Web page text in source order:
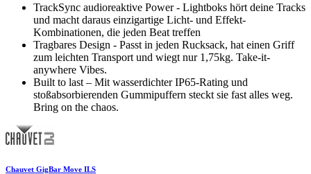
TrackSync audioreaktive Power - Lightboks hört deine Tracks
und macht daraus einzigartige Licht- und Effekt-
Kombinationen, die jeden Beat treffen
Tragbares Design - Passt in jeden Rucksack, hat einen Griff
zum leichten Transport und wiegt nur 1,75kg. Take-it-
anywhere Vibes.
Built to last – Mit wasserdichter IP65-Rating und
stoßabsorbierenden Gummipuffern steckt sie fast alles weg.
Bring on the chaos.
Chauvet GigBar Move ILS